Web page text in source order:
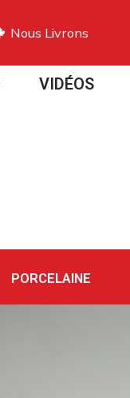
Nous Livrons
VIDÉOS
PORCELAINE